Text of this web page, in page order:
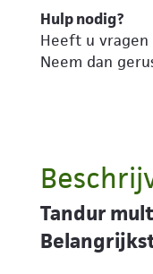
Hulp nodig?
Heeft u
Neem dan
Tandur